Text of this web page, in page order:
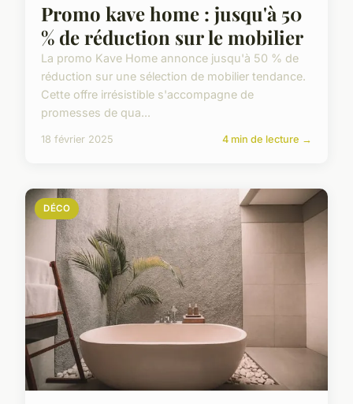
Promo kave home : jusqu'à 50
% de réduction sur le mobilier
La promo Kave Home annonce jusqu'à 50 % de
réduction sur une sélection de mobilier tendance.
Cette offre irrésistible s'accompagne de
promesses de qua...
18 février 2025 4 min de lecture →
DÉCO